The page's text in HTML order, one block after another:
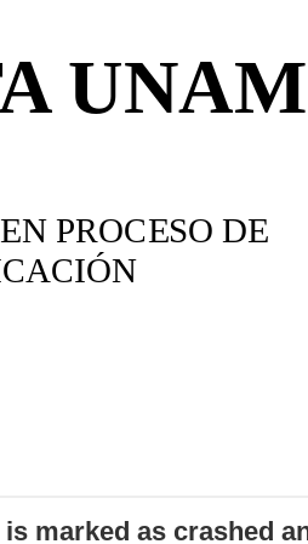
marked as crashed